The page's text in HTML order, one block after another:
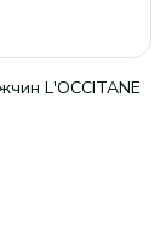
L'OCCITANE